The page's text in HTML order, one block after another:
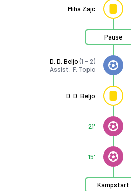
Miha Zajc
Pause
D. D. Beljo (1 - 2)
Assist: F. Topic
D. D. Beljo
21'
15'
Kampstart